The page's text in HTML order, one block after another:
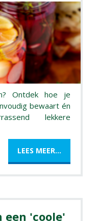
Ontdek hoe je
bewaart én
lekkere
LEES MEER...
een 'coole'